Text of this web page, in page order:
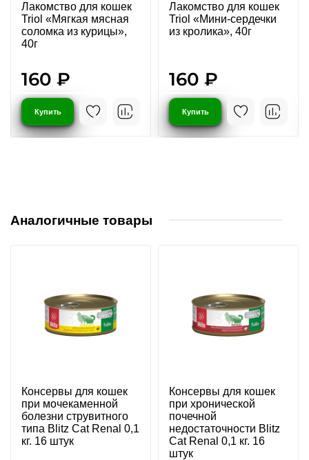
Лакомство для кошек
Triol «Мягкая мясная
соломка из курицы»,
40г
160 ₽
Купить
Лакомство для кошек
Triol «Мини-сердечки
из кролика», 40г
160 ₽
Купить
Аналогичные товары
Консервы для кошек
при мочекаменной
болезни струвитного
типа Blitz Cat Renal 0,1
кг. 16 штук
Консервы для кошек
при хронической
почечной
недостаточности Blitz
Cat Renal 0,1 кг. 16
штук